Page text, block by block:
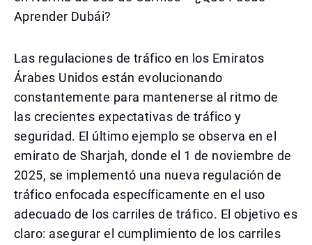
Aprender Dubái?
Las regulaciones de tráfico en los Emiratos
Árabes Unidos están evolucionando
constantemente para mantenerse al ritmo de
las crecientes expectativas de tráfico y
seguridad. El último ejemplo se observa en el
emirato de Sharjah, donde el 1 de noviembre de
2025, se implementó una nueva regulación de
tráfico enfocada específicamente en el uso
adecuado de los carriles de tráfico. El objetivo es
claro: asegurar el cumplimiento de los carriles